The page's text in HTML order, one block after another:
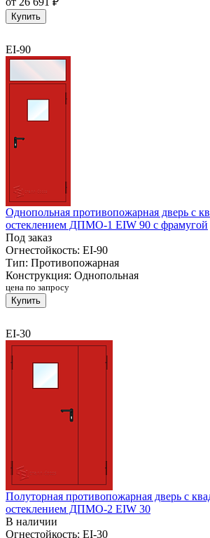
Купить
EI-90
Однопольная противопожарная дверь с
остеклением ДПМО-1 EIW 90 с фрамугой
Под заказ
Огнестойкость: EI-90
Тип: Противопожарная
Конструкция: Однопольная
цена по запросу
Купить
EI-30
Полуторная противопожарная дверь с
остеклением ДПМО-2 EIW 30
В наличии
Огнестойкость: EI-30